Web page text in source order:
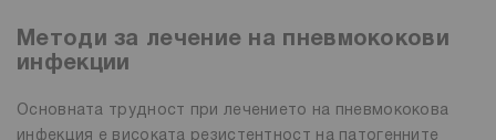
Методи за лечение на пневмококови
инфекции
Основната трудност при лечението на пневмококова
инфекция е високата резистентност на патогенните